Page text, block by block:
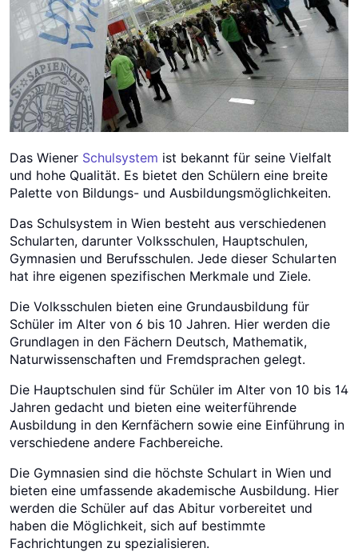
Das Wiener Schulsystem ist bekannt für seine Vielfalt
und hohe Qualität. Es bietet den Schülern eine breite
Palette von Bildungs- und Ausbildungsmöglichkeiten.
Das Schulsystem in Wien besteht aus verschiedenen
Schularten, darunter Volksschulen, Hauptschulen,
Gymnasien und Berufsschulen. Jede dieser Schularten
hat ihre eigenen spezifischen Merkmale und Ziele.
Die Volksschulen bieten eine Grundausbildung für
Schüler im Alter von 6 bis 10 Jahren. Hier werden die
Grundlagen in den Fächern Deutsch, Mathematik,
Naturwissenschaften und Fremdsprachen gelegt.
Die Hauptschulen sind für Schüler im Alter von 10 bis 14
Jahren gedacht und bieten eine weiterführende
Ausbildung in den Kernfächern sowie eine Einführung in
verschiedene andere Fachbereiche.
Die Gymnasien sind die höchste Schulart in Wien und
bieten eine umfassende akademische Ausbildung. Hier
werden die Schüler auf das Abitur vorbereitet und
haben die Möglichkeit, sich auf bestimmte
Fachrichtungen zu spezialisieren.